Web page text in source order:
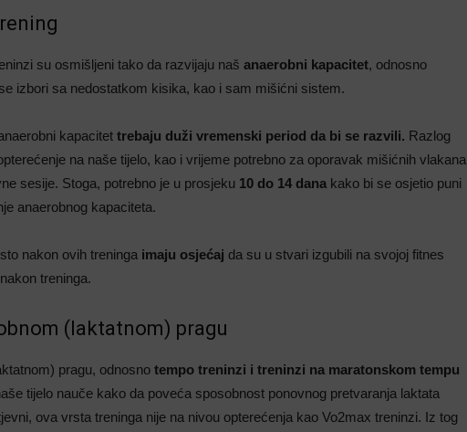
su osmišljeni tako da razvijaju naš anaerobni kapacitet, odnosno
izbori sa nedostatkom kisika, kao i sam mišićni sistem.
kapacitet trebaju duži vremenski period da bi se razvili. Razlog
na naše tijelo, kao i vrijeme potrebno za oporavak mišićnih vlakana
sesije. Stoga, potrebno je u prosjeku 10 do 14 danakako bi se osjetio puni
anaerobnog kapaciteta.
nakon ovih treninga imaju osjećaj da su u stvari izgubili na svojoj fitnes
treninga.
(laktatnom) pragu
pragu, odnosno tempo treninzi i treninzi na maratonskom tempu
tijelo nauče kako da poveća sposobnost ponovnog pretvaranja laktata
ova vrsta treninga nije na nivou opterećenja kao Vo2max treninzi. Iz tog